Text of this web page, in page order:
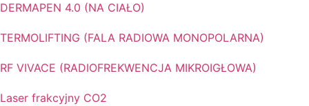
DERMAPEN 4.0 (NA CIAŁO)
TERMOLIFTING (FALA RADIOWA MONOPOLARNA)
RF VIVACE (RADIOFREKWENCJA MIKROIGŁOWA)
Laser frakcyjny CO2